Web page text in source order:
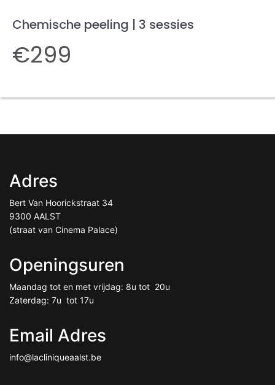
Chemische peeling | 3 sessies
€299
Adres
Bert Van Hoorickstraat 34
9300 AALST
(straat van Cinema Palace)
Openingsuren
Maandag tot en met vrijdag: 8u tot 20u
Zaterdag: 7u tot 17u
Email Adres
info@lacliniqueaalst.be